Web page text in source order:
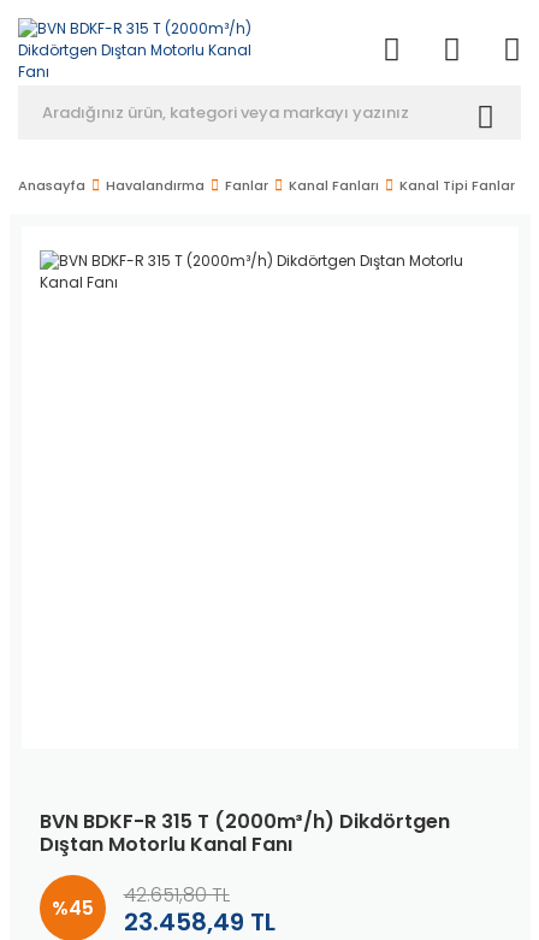
Anasayfa Havalandırma Fanlar Kanal Fanları Kanal Tipi Fanlar
BVN BDKF-R 315 T (2000m³/h) Dikdörtgen
Dıştan Motorlu Kanal Fanı
%45 23.458,49 TL
42.651,80 TL